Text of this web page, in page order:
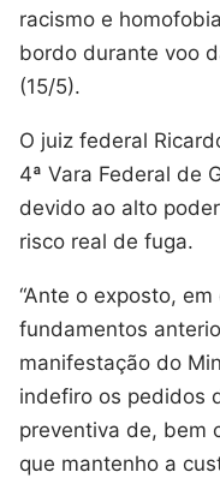
racismo e
bordo durante voo
(15/5).
O juiz federal
4ª Vara Federal de
devido ao alto
risco real de fuga.
“Ante o exposto,
fundamentos
manifestação do
indefiro os pedidos
preventiva de, bem
que mantenho a